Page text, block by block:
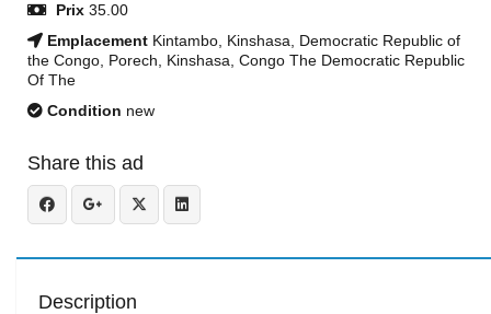
Prix 35.00
Emplacement Kintambo, Kinshasa, Democratic Republic of
the Congo, Porech, Kinshasa, Congo The Democratic Republic
Of The
Condition new
Share this ad
Description